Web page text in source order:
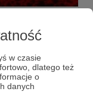
w czasie
dlatego też
o
danych
drugiej
Oto świat,
Wizja,
jądrowa